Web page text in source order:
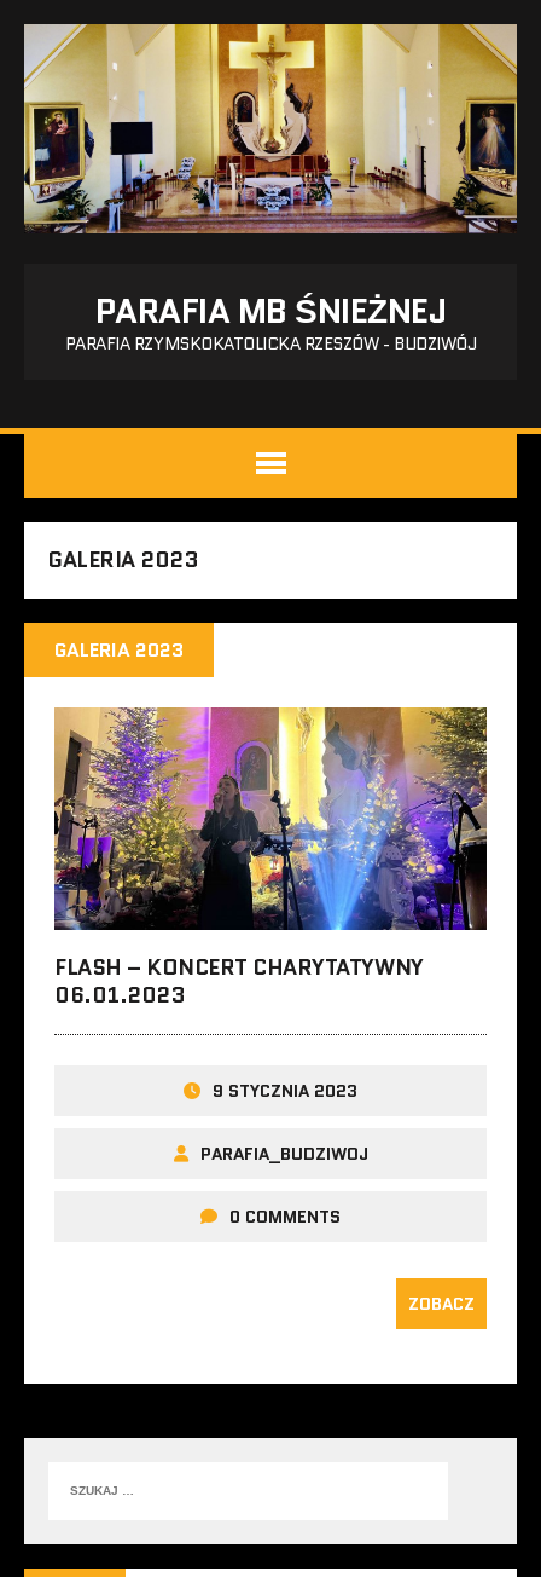
PARAFIA MB ŚNIEŻNEJ
PARAFIA RZYMSKOKATOLICKA RZESZÓW - BUDZIWÓJ
GALERIA 2023
GALERIA 2023
FLASH – KONCERT CHARYTATYWNY
06.01.2023
9 STYCZNIA 2023
PARAFIA_BUDZIWOJ
0 COMMENTS
ZOBACZ